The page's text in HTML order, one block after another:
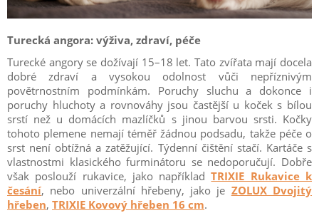
Turecká angora: výživa, zdraví, péče
Turecké angory se dožívají 15–18 let. Tato zvířata mají docela
dobré zdraví a vysokou odolnost vůči nepříznivým
povětrnostním podmínkám. Poruchy sluchu a dokonce i
poruchy hluchoty a rovnováhy jsou častější u koček s bílou
srstí než u domácích mazlíčků s jinou barvou srsti. Kočky
tohoto plemene nemají téměř žádnou podsadu, takže péče o
srst není obtížná a zatěžující. Týdenní čištění stačí. Kartáče s
vlastnostmi klasického furminátoru se nedoporučují. Dobře
však poslouží rukavice, jako napříkladTRIXIE Rukavice k
česání, nebo univerzální hřebeny, jako je ZOLUX Dvojitý
hřeben, TRIXIE Kovový hřeben 16 cm.